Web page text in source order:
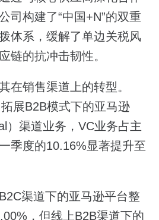
司构建了“中国+N”的双重
体系，缓解了单边关税风
链的抗冲击韧性。
在销售渠道上的转型。
展B2B模式下的亚马逊
）渠道业务，VC业务占主
季度的10.16%显著提升至
渠道下的亚马逊平台整
，但线上B2B渠道下的